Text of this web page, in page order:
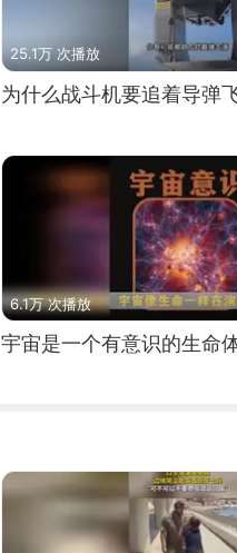
25.1万 次播放
为什么战斗机要追着导弹
6.1万 次播放
宇宙是一个有意识的生命